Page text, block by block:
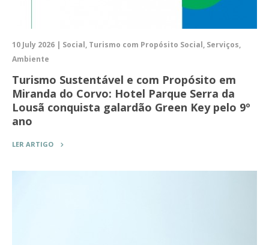
10 July 2026 | Social, Turismo com Propósito Social, Serviços,
Ambiente
Turismo Sustentável e com Propósito em
Miranda do Corvo: Hotel Parque Serra da
Lousã conquista galardão Green Key pelo 9º
ano
LER ARTIGO